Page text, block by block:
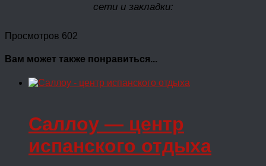
сети и закладки:
Просмотров 602
Вам может также понравиться...
Саллоу — центр
испанского отдыха